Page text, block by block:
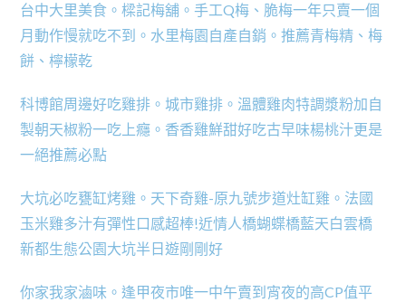
台中大里美食。樑記梅舖。手工Q梅、脆梅一年只賣一個
月動作慢就吃不到。水里梅園自產自銷。推薦青梅精、梅
餅、檸檬乾
科博館周邊好吃雞排。城市雞排。溫體雞肉特調漿粉加自
製朝天椒粉一吃上癮。香香雞鮮甜好吃古早味楊桃汁更是
一絕推薦必點
大坑必吃甕缸烤雞。天下奇雞-原九號步道灶缸雞。法國
玉米雞多汁有彈性口感超棒!近情人橋蝴蝶橋藍天白雲橋
新都生態公園大坑半日遊剛剛好
你家我家滷味。逢甲夜市唯一中午賣到宵夜的高CP值平